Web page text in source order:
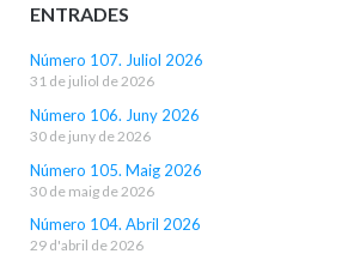
ENTRADES
Número 107. Juliol 2026
31 de juliol de 2026
Número 106. Juny 2026
30 de juny de 2026
Número 105. Maig 2026
30 de maig de 2026
Número 104. Abril 2026
29 d'abril de 2026